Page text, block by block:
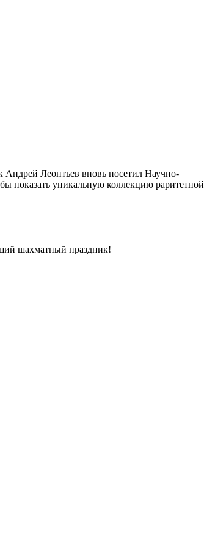
Андрей Леонтьев вновь посетил Научно-
показать уникальную коллекцию раритетной
шахматный праздник!